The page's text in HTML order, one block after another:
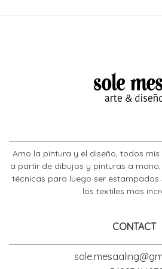
Amo la pintura y el diseño, todos
a partir de dibujos y pinturas a
técnicas para luego ser
los textiles mas
CONTACT